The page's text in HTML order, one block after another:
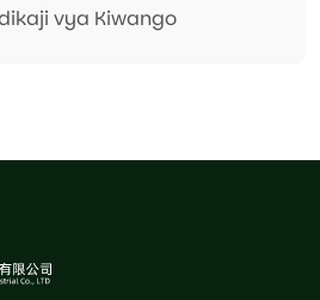
vya Kiwango